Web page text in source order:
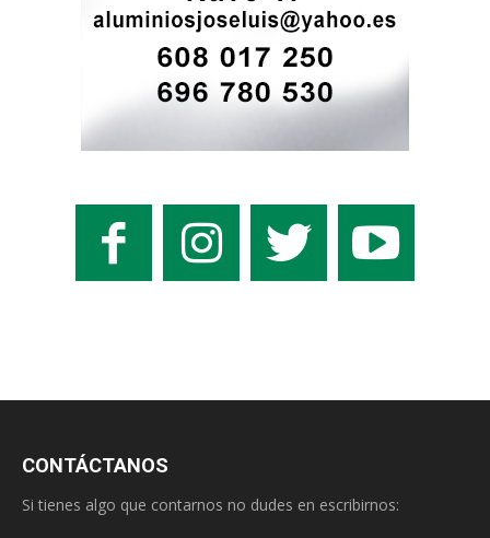
CONTÁCTANOS
Si tienes algo que contarnos no dudes en escribirnos: